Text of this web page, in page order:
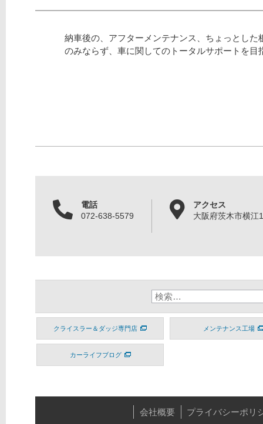
納車後の、アフターメンテナンス、ちょっとした
のみならず、車に関してのトータルサポートを目
電話
072-638-5579
アクセス
大阪府茨木市横江
クライスラー＆ダッジ専門店 メンテナンス工場
カーライフブログ
会社概要 プライバシーポリ